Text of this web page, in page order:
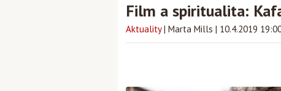
Film a spiritualita:
Aktuality | Marta Mills | 10.4.2019